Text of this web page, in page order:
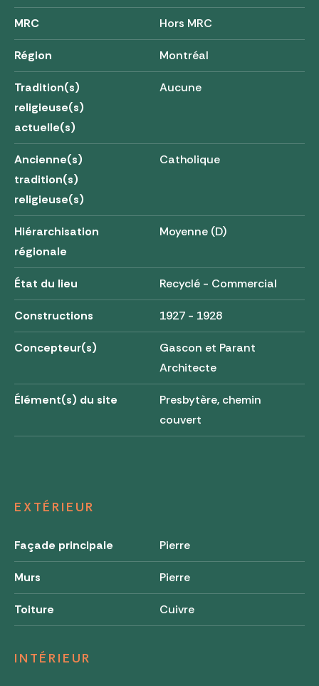
MRC Hors MRC
Région Montréal
Tradition(s)
religieuse(s)
actuelle(s)
Aucune
Ancienne(s)
tradition(s)
religieuse(s)
Catholique
Hiérarchisation
régionale
Moyenne (D)
État du lieu Recyclé - Commercial
Constructions 1927 - 1928
Concepteur(s)
Gascon et Parant
Architecte
Élément(s) du site
Presbytère, chemin
couvert
EXTÉRIEUR
Façade principale Pierre
Murs Pierre
Toiture Cuivre
INTÉRIEUR